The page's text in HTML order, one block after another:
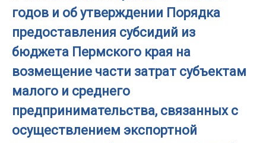
годов и об утверждении Порядка
предоставления субсидий из
бюджета Пермского края на
возмещение части затрат субъектам
малого и среднего
предпринимательства, связанных с
осуществлением экспортной